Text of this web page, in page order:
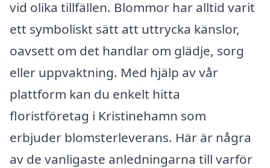
vid olika tillfällen. Blommor har alltid varit
ett symboliskt sätt att uttrycka känslor,
oavsett om det handlar om glädje, sorg
eller uppvaktning. Med hjälp av vår
plattform kan du enkelt hitta
floristföretag i Kristinehamn som
erbjuder blomsterleverans. Här är några
av de vanligaste anledningarna till varför